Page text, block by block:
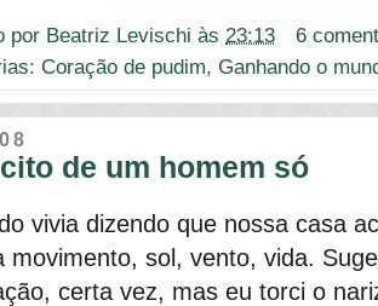
por Beatriz Levischi às 23:13
6
Coração de pudim, Ganhando o
de um homem só
vivia dizendo que nossa casa
movimento, sol, vento, vida.
certa vez, mas eu torci o